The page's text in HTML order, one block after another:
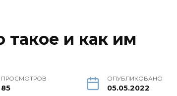
такое и как им
ПРОСМОТРОВ
85
ОПУБЛИКОВАНО
05.05.2022